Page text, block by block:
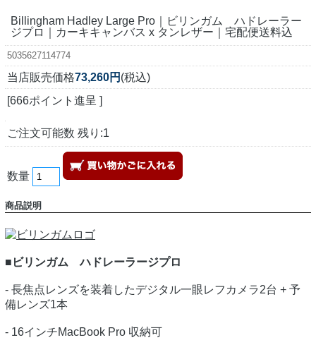
Billingham Hadley Large Pro｜ビリンガム ハドレーラー
ジプロ｜カーキキャンバス x タンレザー｜宅配便送料込
5035627114774
当店販売価格73,260円 (税込)
[666ポイント進呈 ]
ご注文可能数 残り:1
数量
商品説明
■ビリンガム ハドレーラージプロ
- 長焦点レンズを装着したデジタル一眼レフカメラ2台 + 予
備レンズ1本
- 16インチMacBook Pro 収納可